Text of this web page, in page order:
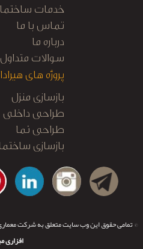
خدمات
تماس با ما
درباره ما
سوالات متداول
پروژه های
بازسازی منزل
طراحی داخلی
طراحی نما
بازسازی
کابینت
نظارت و اجرا
© تمامی حقوق این وب سایت متعلق به شرکت
افزاری